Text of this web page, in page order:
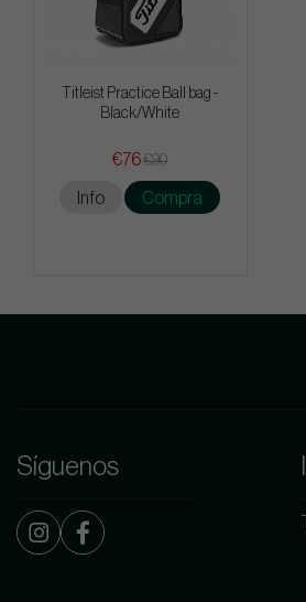
Titleist Practice Ball bag -
Black/White
€76€90
Info Compra
Síguenos